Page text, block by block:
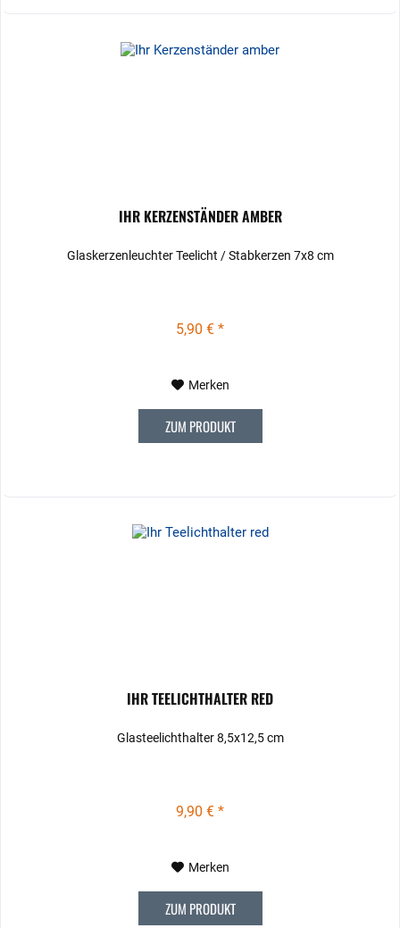
IHR KERZENSTÄNDER AMBER
Glaskerzenleuchter Teelicht / Stabkerzen 7x8 cm
5,90 € *
Merken
ZUM PRODUKT
IHR TEELICHTHALTER RED
Glasteelichthalter 8,5x12,5 cm
9,90 € *
Merken
ZUM PRODUKT